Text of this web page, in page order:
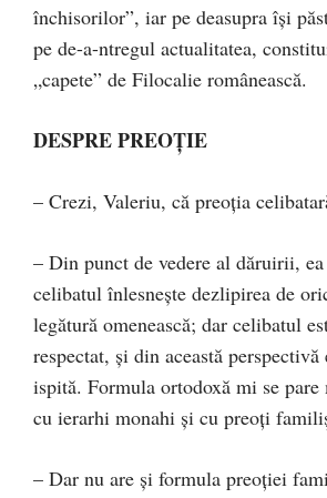
închisorilor”, iar pe deasupra îşi
pe de-a-ntregul actualitatea,
„capete” de Filocalie românească.
DESPRE PREOȚIE
– Crezi, Valeriu, că preoţia
– Din punct de vedere al dăruirii,
celibatul înlesneşte dezlipirea de
legătură omenească; dar celibatul
respectat, şi din această perspectivă
ispită. Formula ortodoxă mi se pare
cu ierarhi monahi şi cu preoţi
– Dar nu are şi formula preoţiei